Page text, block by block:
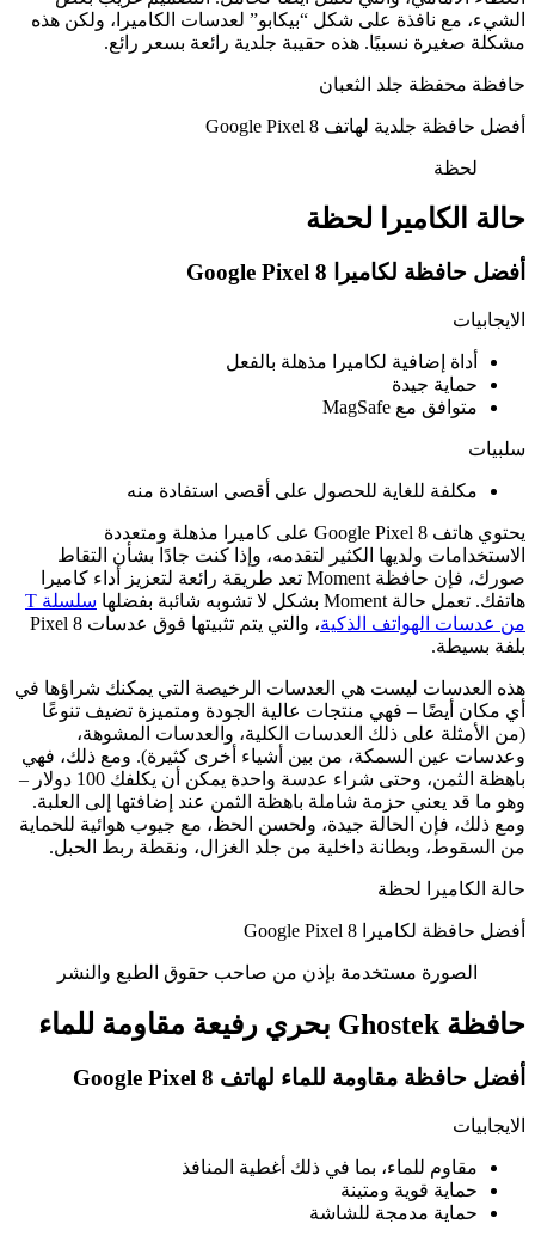
الشيء، مع نافذة على شكل “بيكابو” لعدسات الكاميرا، ولكن هذه
مشكلة صغيرة نسبيًا. هذه حقيبة جلدية رائعة بسعر رائع.
حافظة محفظة جلد الثعبان
أفضل حافظة جلدية لهاتف Google Pixel 8
لحظة
حالة الكاميرا لحظة
أفضل حافظة لكاميرا Google Pixel 8
الايجابيات
أداة إضافية لكاميرا مذهلة بالفعل
حماية جيدة
متوافق مع MagSafe
سلبيات
مكلفة للغاية للحصول على أقصى استفادة منه
يحتوي هاتف Google Pixel 8 على كاميرا مذهلة ومتعددة
الاستخدامات ولديها الكثير لتقدمه، وإذا كنت جادًا بشأن التقاط
صورك، فإن حافظة Moment تعد طريقة رائعة لتعزيز أداء كاميرا
هاتفك. تعمل حالة Moment بشكل لا تشوبه شائبة بفضلها
سلسلة T
من عدسات الهواتف الذكية
، والتي يتم تثبيتها فوق عدسات Pixel 8
بلفة بسيطة.
هذه العدسات ليست هي العدسات الرخيصة التي يمكنك شراؤها في
أي مكان أيضًا – فهي منتجات عالية الجودة ومتميزة تضيف تنوعًا
(من الأمثلة على ذلك العدسات الكلية، والعدسات المشوهة،
وعدسات عين السمكة، من بين أشياء أخرى كثيرة). ومع ذلك، فهي
باهظة الثمن، وحتى شراء عدسة واحدة يمكن أن يكلفك 100 دولار –
وهو ما قد يعني حزمة شاملة باهظة الثمن عند إضافتها إلى العلبة.
ومع ذلك، فإن الحالة جيدة، ولحسن الحظ، مع جيوب هوائية للحماية
من السقوط، وبطانة داخلية من جلد الغزال، ونقطة ربط الحبل.
حالة الكاميرا لحظة
أفضل حافظة لكاميرا Google Pixel 8
الصورة مستخدمة بإذن من صاحب حقوق الطبع والنشر
حافظة Ghostek بحري رفيعة مقاومة للماء
أفضل حافظة مقاومة للماء لهاتف Google Pixel 8
الايجابيات
مقاوم للماء، بما في ذلك أغطية المنافذ
حماية قوية ومتينة
حماية مدمجة للشاشة